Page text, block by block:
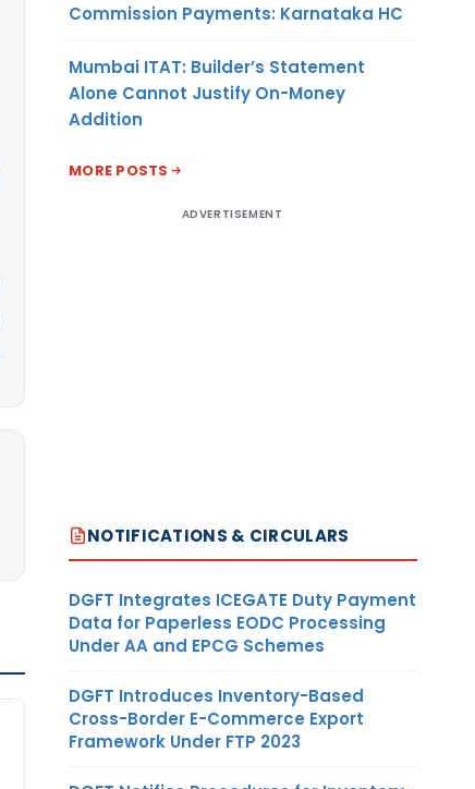
Commission Payments: Karnataka HC
Mumbai ITAT: Builder’s Statement
Alone Cannot Justify On-Money
Addition
MORE POSTS
ADVERTISEMENT
NOTIFICATIONS & CIRCULARS
DGFT Integrates ICEGATE Duty Payment
Data for Paperless EODC Processing
Under AA and EPCG Schemes
DGFT Introduces Inventory-Based
Cross-Border E-Commerce Export
Framework Under FTP 2023